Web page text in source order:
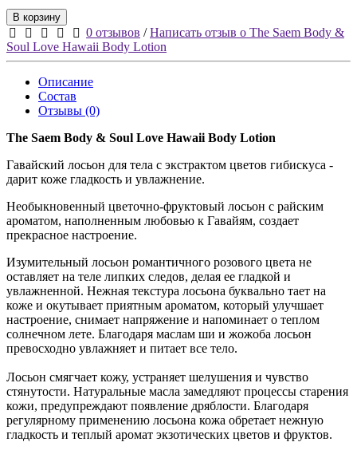
В корзину
0 отзывов /Написать отзыв о The Saem Body &
Soul Love Hawaii Body Lotion
Описание
Состав
Отзывы (0)
The Saem Body & Soul Love Hawaii Body Lotion
Гавайский лосьон для тела с экстрактом цветов гибискуса -
дарит коже гладкость и увлажнение.
Необыкновенный цветочно-фруктовый лосьон с райским
ароматом, наполненным любовью к Гавайям, создает
прекрасное настроение.
Изумительный лосьон романтичного розового цвета не
оставляет на теле липких следов, делая ее гладкой и
увлажненной. Нежная текстура лосьона буквально тает на
коже и окутывает приятным ароматом, который улучшает
настроение, снимает напряжение и напоминает о теплом
солнечном лете. Благодаря маслам ши и жожоба лосьон
превосходно увлажняет и питает все тело.
Лосьон смягчает кожу, устраняет шелушения и чувство
стянутости. Натуральные масла замедляют процессы старения
кожи, предупреждают появление дряблости. Благодаря
регулярному применению лосьона кожа обретает нежную
гладкость и теплый аромат экзотических цветов и фруктов.